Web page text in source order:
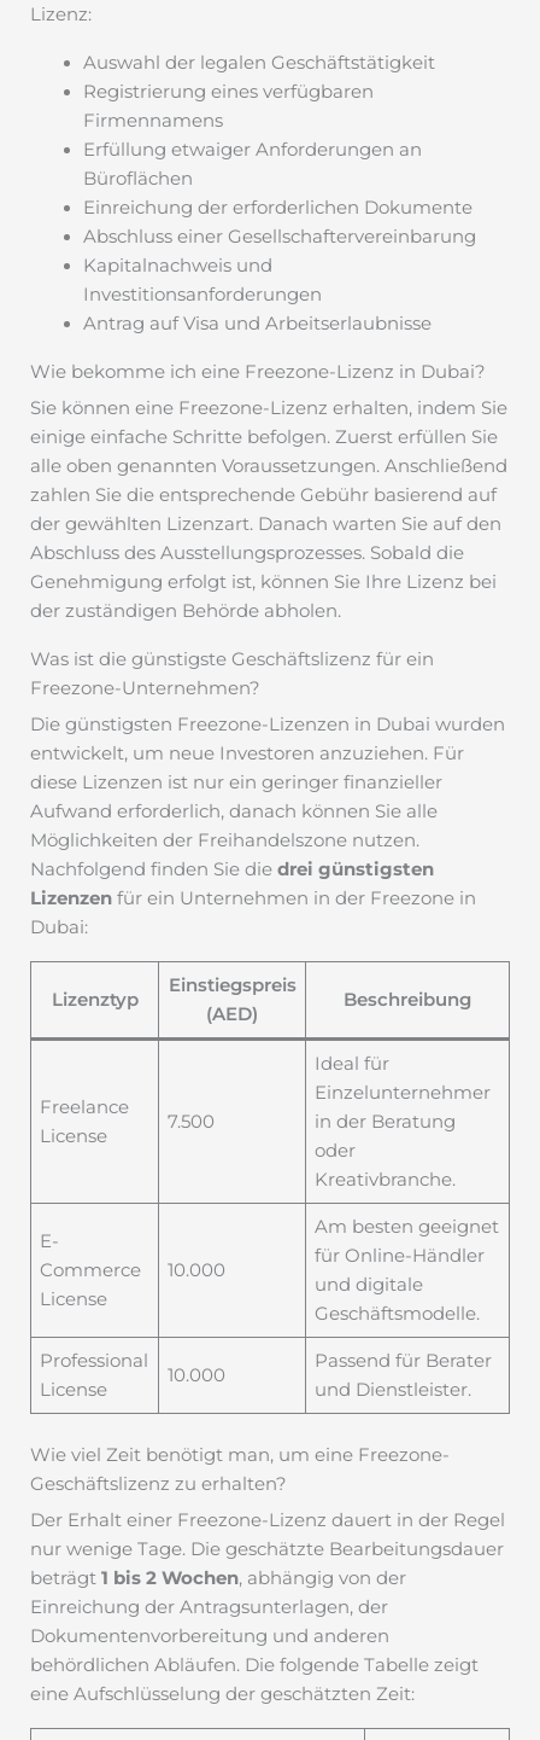
Lizenz:
Auswahl der legalen Geschäftstätigkeit
Registrierung eines verfügbaren
Firmennamens
Erfüllung etwaiger Anforderungen an
Büroflächen
Einreichung der erforderlichen Dokumente
Abschluss einer Gesellschaftervereinbarung
Kapitalnachweis und
Investitionsanforderungen
Antrag auf Visa und Arbeitserlaubnisse
Wie bekomme ich eine Freezone-Lizenz in Dubai?
Sie können eine Freezone-Lizenz erhalten, indem Sie
einige einfache Schritte befolgen. Zuerst erfüllen Sie
alle oben genannten Voraussetzungen. Anschließend
zahlen Sie die entsprechende Gebühr basierend auf
der gewählten Lizenzart. Danach warten Sie auf den
Abschluss des Ausstellungsprozesses. Sobald die
Genehmigung erfolgt ist, können Sie Ihre Lizenz bei
der zuständigen Behörde abholen.
Was ist die günstigste Geschäftslizenz für ein
Freezone-Unternehmen?
Die günstigsten Freezone-Lizenzen in Dubai wurden
entwickelt, um neue Investoren anzuziehen. Für
diese Lizenzen ist nur ein geringer finanzieller
Aufwand erforderlich, danach können Sie alle
Möglichkeiten der Freihandelszone nutzen.
Nachfolgend finden Sie die drei günstigsten
Lizenzen für ein Unternehmen in der Freezone in
Dubai:
Lizenztyp
Einstiegspreis
(AED)
Beschreibung
Freelance
License
7.500
Ideal für
Einzelunternehmer
in der Beratung
oder
Kreativbranche.
E-
Commerce
License
10.000
Am besten geeignet
für Online-Händler
und digitale
Geschäftsmodelle.
Professional
License
10.000
Passend für Berater
und Dienstleister.
Wie viel Zeit benötigt man, um eine Freezone-
Geschäftslizenz zu erhalten?
Der Erhalt einer Freezone-Lizenz dauert in der Regel
nur wenige Tage. Die geschätzte Bearbeitungsdauer
beträgt 1 bis 2 Wochen, abhängig von der
Einreichung der Antragsunterlagen, der
Dokumentenvorbereitung und anderen
behördlichen Abläufen. Die folgende Tabelle zeigt
eine Aufschlüsselung der geschätzten Zeit: